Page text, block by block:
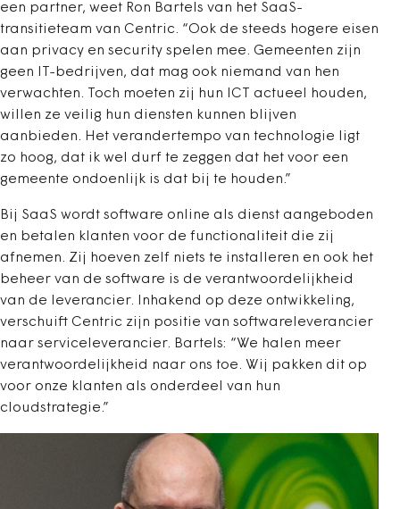
een partner, weet Ron Bartels van het SaaS-
transitieteam van Centric. “Ook de steeds hogere eisen
aan privacy en security spelen mee. Gemeenten zijn
geen IT-bedrijven, dat mag ook niemand van hen
verwachten. Toch moeten zij hun ICT actueel houden,
willen ze veilig hun diensten kunnen blijven
aanbieden. Het verandertempo van technologie ligt
zo hoog, dat ik wel durf te zeggen dat het voor een
gemeente ondoenlijk is dat bij te houden.”
Bij SaaS wordt software online als dienst aangeboden
en betalen klanten voor de functionaliteit die zij
afnemen. Zij hoeven zelf niets te installeren en ook het
beheer van de software is de verantwoordelijkheid
van de leverancier. Inhakend op deze ontwikkeling,
verschuift Centric zijn positie van softwareleverancier
naar serviceleverancier. Bartels: “We halen meer
verantwoordelijkheid naar ons toe. Wij pakken dit op
voor onze klanten als onderdeel van hun
cloudstrategie.”